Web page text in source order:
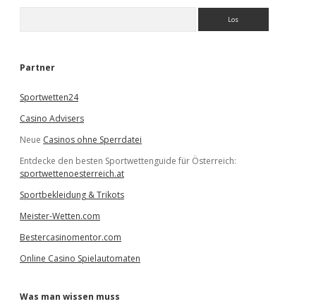
e
Partner
Sportwetten24
Casino Advisers
Neue Casinos ohne Sperrdatei
Entdecke den besten Sportwettenguide für Österreich:
sportwettenoesterreich.at
Sportbekleidung & Trikots
Meister-Wetten.com
Bestercasinomentor.com
Online Casino Spielautomaten
Was man wissen muss